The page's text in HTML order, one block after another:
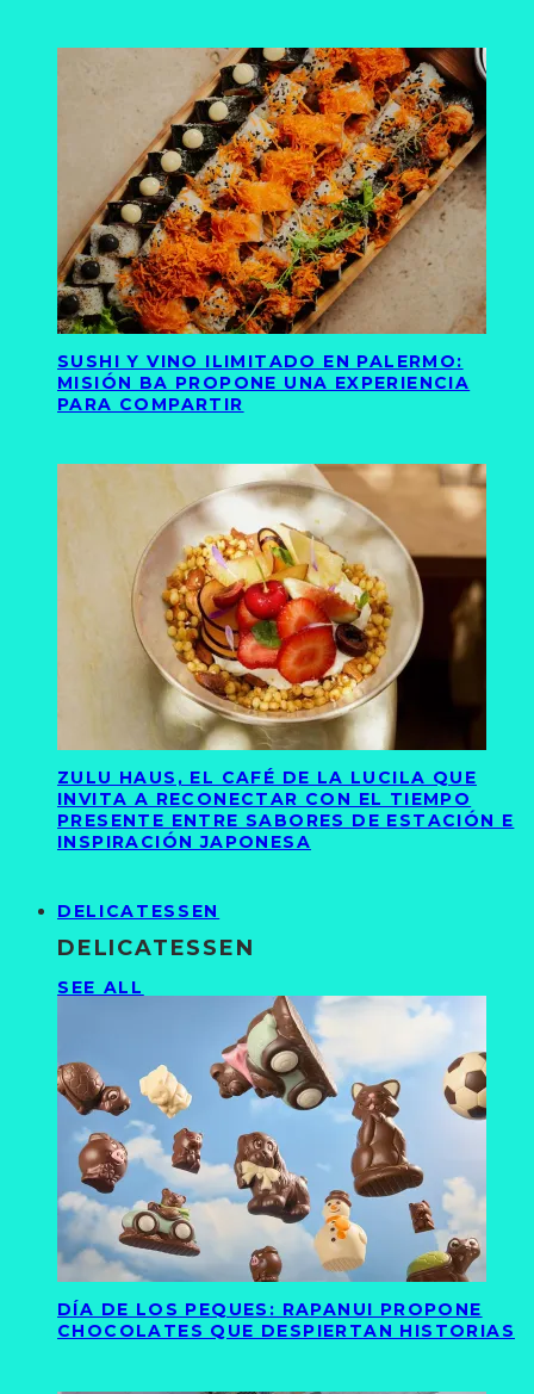
SUSHI Y VINO ILIMITADO EN PALERMO:
MISIÓN BA PROPONE UNA EXPERIENCIA
PARA COMPARTIR
ZULU HAUS, EL CAFÉ DE LA LUCILA QUE
INVITA A RECONECTAR CON EL TIEMPO
PRESENTE ENTRE SABORES DE ESTACIÓN E
INSPIRACIÓN JAPONESA
DELICATESSEN
DELICATESSEN
SEE ALL
DÍA DE LOS PEQUES: RAPANUI PROPONE
CHOCOLATES QUE DESPIERTAN HISTORIAS